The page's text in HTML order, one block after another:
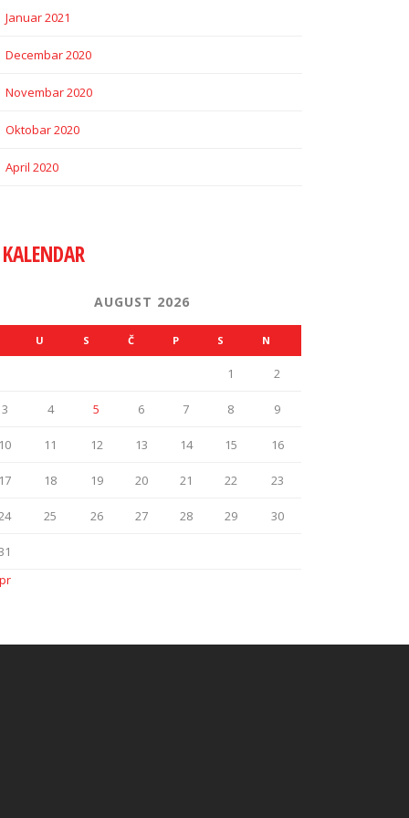
Januar 2021
Decembar 2020
Novembar 2020
Oktobar 2020
April 2020
KALENDAR
AUGUST 2026
U S Č P S N
1 2
3 4 5 6 7 8 9
11 12 13 14 15 16
18 19 20 21 22 23
25 26 27 28 29 30